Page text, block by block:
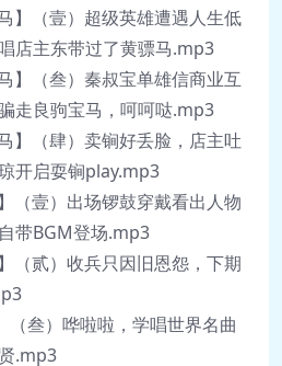
】（壹）超级英雄遭遇人生低
店主东带过了黄骠马.mp3
】（叁）秦叔宝单雄信商业互
走良驹宝马，呵呵哒.mp3
】（肆）卖锏好丢脸，店主吐
开启耍锏play.mp3
（壹）出场锣鼓穿戴看出人物
带BGM登场.mp3
（贰）收兵只因旧恩怨，下期
（叁）哗啦啦，学唱世界名曲
.mp3